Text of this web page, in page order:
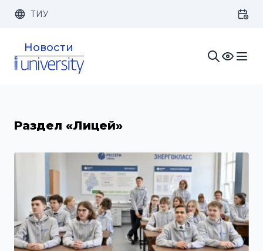
Изображения:
ТИУ
Новости
Раздел «Лицей»